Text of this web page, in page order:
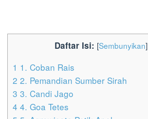
Daftar Isi: [Sembunyikan]
1 1. Coban Rais
2 2. Pemandian Sumber Sirah
3 3. Candi Jago
4 4. Goa Tetes